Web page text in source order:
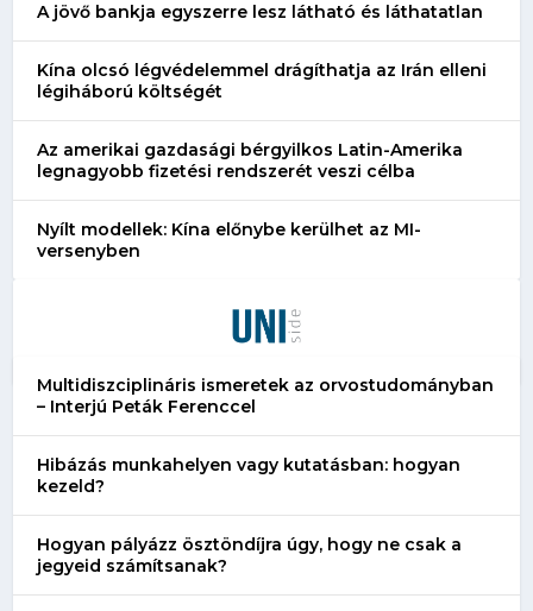
A jövő bankja egyszerre lesz látható és láthatatlan
Kína olcsó légvédelemmel drágíthatja az Irán elleni
légiháború költségét
Az amerikai gazdasági bérgyilkos Latin-Amerika
legnagyobb fizetési rendszerét veszi célba
Nyílt modellek: Kína előnybe kerülhet az MI-
versenyben
Multidiszciplináris ismeretek az orvostudományban
– Interjú Peták Ferenccel
Hibázás munkahelyen vagy kutatásban: hogyan
kezeld?
Hogyan pályázz ösztöndíjra úgy, hogy ne csak a
jegyeid számítsanak?